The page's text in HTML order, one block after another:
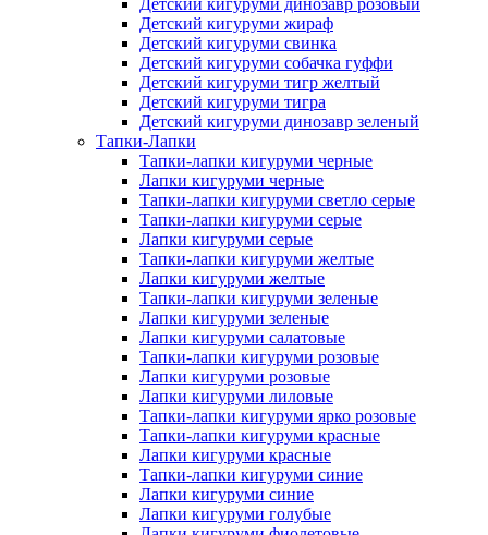
Детский кигуруми динозавр розовый
Детский кигуруми жираф
Детский кигуруми свинка
Детский кигуруми собачка гуффи
Детский кигуруми тигр желтый
Детский кигуруми тигра
Детский кигуруми динозавр зеленый
Тапки-Лапки
Тапки-лапки кигуруми черные
Лапки кигуруми черные
Тапки-лапки кигуруми светло серые
Тапки-лапки кигуруми серые
Лапки кигуруми серые
Тапки-лапки кигуруми желтые
Лапки кигуруми желтые
Тапки-лапки кигуруми зеленые
Лапки кигуруми зеленые
Лапки кигуруми салатовые
Тапки-лапки кигуруми розовые
Лапки кигуруми розовые
Лапки кигуруми лиловые
Тапки-лапки кигуруми ярко розовые
Тапки-лапки кигуруми красные
Лапки кигуруми красные
Тапки-лапки кигуруми синие
Лапки кигуруми синие
Лапки кигуруми голубые